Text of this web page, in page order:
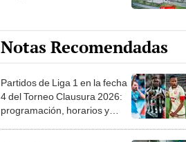
Notas Recomendadas
Partidos de Liga 1 en la fecha
4 del Torneo Clausura 2026:
programación, horarios y